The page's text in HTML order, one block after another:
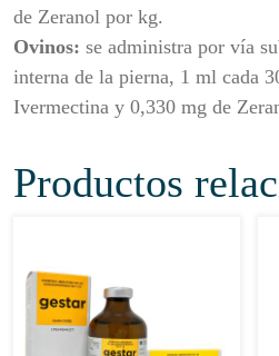
de Zeranol por kg.
Ovinos: se administra por vía
interna de la pierna, 1 ml cada
Ivermectina y 0,330 mg de
Productos